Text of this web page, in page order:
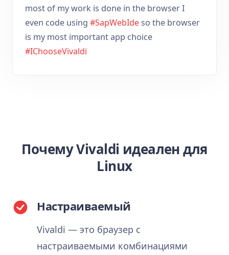
most of my work is done in the browser I
even code using #SapWebIdeso the browser
is my most important app choice
#IChooseVivaldi
Почему Vivaldi идеален для
Linux
Настраиваемый
Vivaldi — это браузер с
настраиваемыми комбинациями